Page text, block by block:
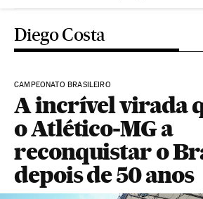
Diego Costa
CAMPEONATO BRASILEIRO
A incrível virada
o Atlético-MG a
reconquistar o
depois de 50 anos